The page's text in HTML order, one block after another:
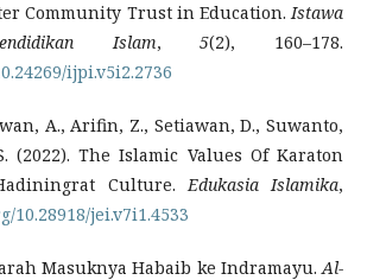
Community Trust in Education. Istawa
Islam,5(2), 160–178.
ijpi.v5i2.2736
A., Arifin, Z., Setiawan, D., Suwanto,
(2022). The Islamic Values Of Karaton
Culture. Edukasia Islamika,
10.28918/jei.v7i1.4533
Masuknya Habaib ke Indramayu. Al-